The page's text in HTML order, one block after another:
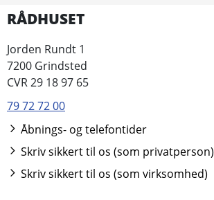
RÅDHUSET
Jorden Rundt 1
7200 Grindsted
CVR 29 18 97 65
79 72 72 00
Åbnings- og telefontider
Skriv sikkert til os (som privatperson)
Skriv sikkert til os (som virksomhed)